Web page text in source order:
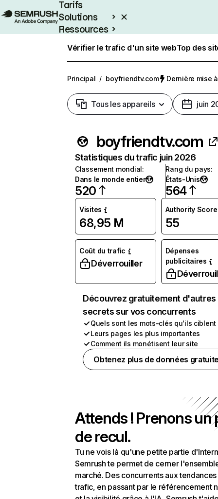
Tarifs
Solutions
Ressources
Vérifier le trafic d'un site webTop des
Principal / boyfriendtv.com Dernière mise
Tous les appareils juin
boyfriendtv.com
Statistiques du trafic juin 2026
Classement mondial:
Dans le monde entier
520
Rang du pays:
États-Unis
564
Visites
68,95 M
Authority Score
55
Coût du trafic
Déverrouiller
Dépenses
publicitaires
Découvrez gratuitement d'autres
secrets sur vos concurrents
Quels sont les mots-clés qu'ils ciblent
Leurs pages les plus importantes
Comment ils monétisent leur site
Obtenez plus de données
Attends ! Prenons un
de recul.
Tu ne vois là qu'une petite partie
Semrush te permet de cerner
marché. Des concurrents aux
trafic, en passant par le référencement